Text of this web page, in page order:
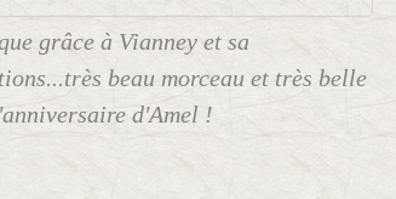
grâce à Vianney et sa
beau morceau et très belle
d'Amel !